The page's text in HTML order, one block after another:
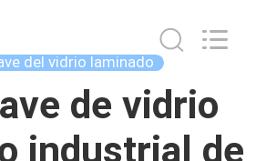
del vidrio laminado
de vidrio
industrial de